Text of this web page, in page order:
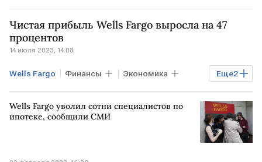
Чистая прибыль Wells Fargo выросла на 47
процентов
14 июля 2023, 14:08
Еще2
Wells Fargo Финансы Экономика
США прибыль
Wells Fargo уволил сотни специалистов по
ипотеке, сообщили СМИ